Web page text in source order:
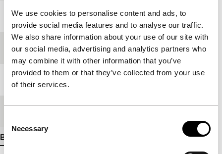
We use cookies to personalise content and ads, to
provide social media features and to analyse our traffic.
We also share information about your use of our site with
our social media, advertising and analytics partners who
may combine it with other information that you’ve
provided to them or that they’ve collected from your use
of their services.
Selection
Necessary
Jaar 2019
Festivaleditie IFFR 2020
Lengte
Bekijk meer details